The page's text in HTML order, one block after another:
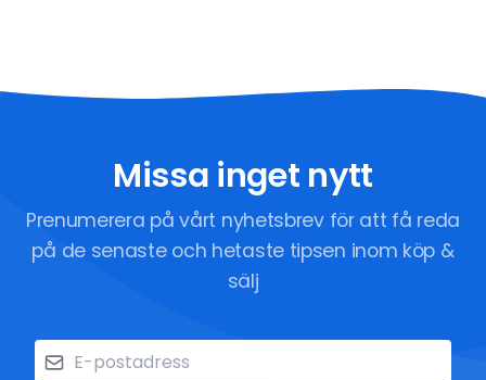
Missa inget nytt
Prenumerera på vårt nyhetsbrev för att få reda
på de senaste och hetaste tipsen inom köp &
sälj